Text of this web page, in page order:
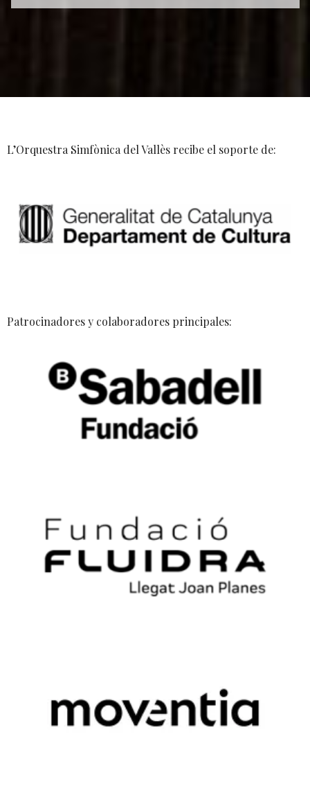
L’Orquestra Simfònica del Vallès recibe el soporte de:
Patrocinadores y colaboradores principales: